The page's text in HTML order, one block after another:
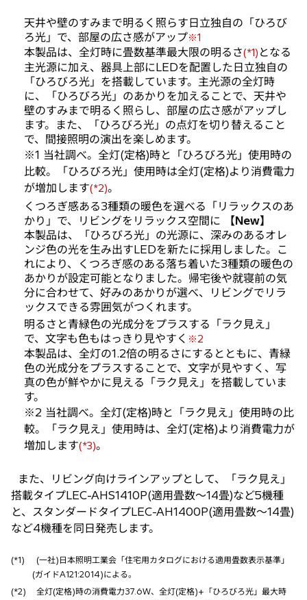
天井や壁のすみまで明るく照らす日立独自の「ひろび
ろ光」で、部屋の広さ感がアップ※1
本製品は、全灯時に畳数基準最大限の明るさ(*1) となる
主光源に加え、器具上部にLEDを配置した日立独自の
「ひろびろ光」を搭載しています。主光源の全灯時
に、「ひろびろ光」のあかりを加えることで、天井や
壁のすみまで明るく照らし、部屋の広さ感がアップし
ます。また、「ひろびろ光」の点灯を切り替えること
で、間接照明の演出を楽しめます。
※1 当社調べ。全灯(定格)時と「ひろびろ光」使用時の
比較。「ひろびろ光」使用時は全灯(定格)より消費電力
が増加します(*2)。
くつろぎ感ある3種類の暖色を選べる「リラックスのあ
かり」で、リビングをリラックス空間に
【New】
本製品は、「ひろびろ光」の光源に、深みのあるオレ
ンジ色の光を生み出すLEDを新たに採用しました。こ
れにより、くつろぎ感のある落ち着いた3種類の暖色の
あかりが設定可能となりました。帰宅後や就寝前の気
分に合わせて、好みのあかりが選べ、リビングでリラ
ックスできる雰囲気がつくれます。
明るさと青緑色の光成分をプラスする「ラク見え」
で、文字も色もはっきり見やすく ※2
本製品は、全灯の1.2倍の明るさにするとともに、青緑
色の光成分をプラスすることで、文字が見やすく、写
真の色が鮮やかに見える「ラク見え」を搭載していま
す。
※2 当社調べ。全灯(定格)時と「ラク見え」使用時の比
較。「ラク見え」使用時は、全灯(定格)より消費電力が
増加します(*3)。
また、リビング向けラインアップとして、「ラク見え」
搭載タイプLEC-AHS1410P(適用畳数〜14畳)など5機種
と、スタンダードタイプLEC-AH1400P(適用畳数〜14畳)
など4機種を同日発売します。
(*1)
(一社)日本照明工業会「住宅用カタログにおける適用畳数表示基準」
(ガイドA121:2014)による。
(*2)
全灯(定格)時の消費電力37.6W、全灯(定格)+「ひろびろ光」最大時